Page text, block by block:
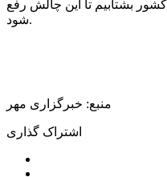
بشتابیم تا این چالش رفع
شود.
منبع: خبرگزاری مهر
اشتراک گذاری